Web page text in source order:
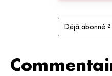
Déjà abonné